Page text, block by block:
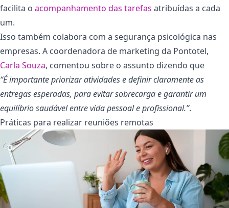
facilita o acompanhamento das tarefas atribuídas a cada
um.
Isso também colabora com a segurança psicológica nas
empresas. A coordenadora de marketing da Pontotel,
Carla Souza, comentou sobre o assunto dizendo que
“É importante priorizar atividades e definir claramente as
entregas esperadas, para evitar sobrecarga e garantir um
equilíbrio saudável entre vida pessoal e profissional.”.
Práticas para realizar reuniões remotas